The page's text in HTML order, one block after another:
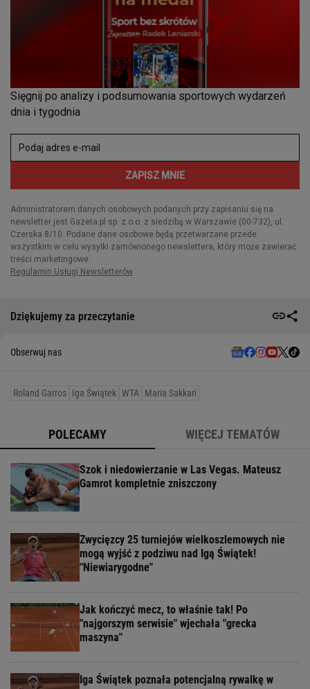
Dziękujemy za przeczytanie
Obserwuj nas
Roland Garros Iga Świątek WTA Maria Sakkari
POLECAMY WIĘCEJ TEMATÓW
Szok i niedowierzanie w Las Vegas. Mateusz
Gamrot kompletnie zniszczony
Zwycięzcy 25 turniejów wielkoszlemowych nie
mogą wyjść z podziwu nad Igą Świątek!
"Niewiarygodne"
Jak kończyć mecz, to właśnie tak! Po
"najgorszym serwisie" wjechała "grecka
maszyna"
Iga Świątek poznała potencjalną rywalkę w